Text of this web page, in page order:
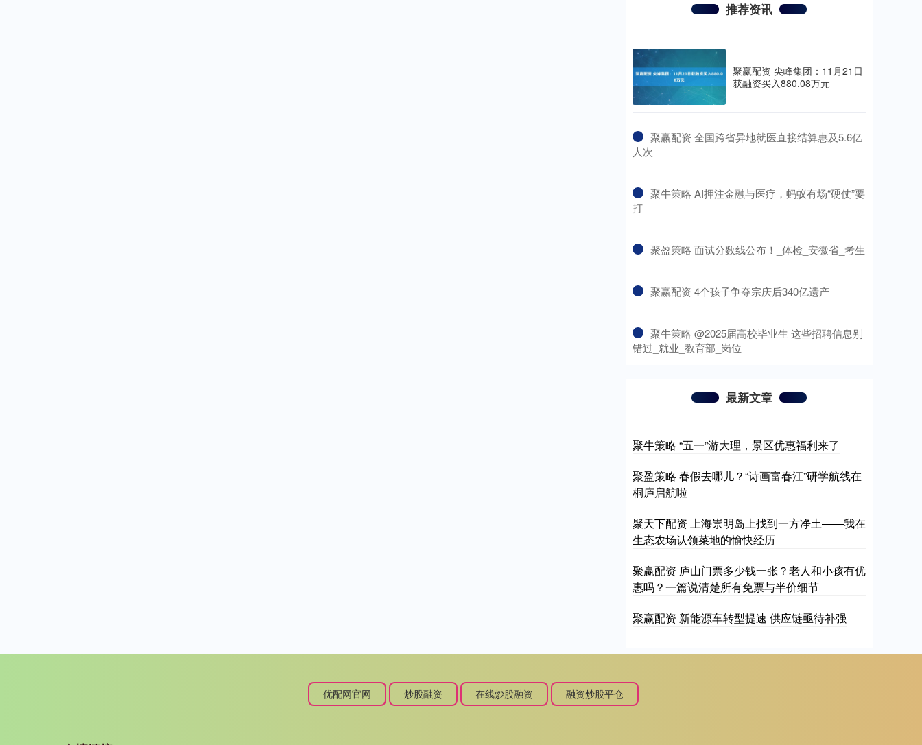
推荐资讯
聚赢配资 尖峰集团：11月21日
获融资买入880.08万元
​聚赢配资 全国跨省异地就医直接结算惠及5.6亿
人次
​聚牛策略 AI押注金融与医疗，蚂蚁有场“硬仗”要
打
​聚盈策略 面试分数线公布！_体检_安徽省_考生
​聚赢配资 4个孩子争夺宗庆后340亿遗产
​聚牛策略 @2025届高校毕业生 这些招聘信息别
错过_就业_教育部_岗位
最新文章
聚牛策略 “五一”游大理，景区优惠福利来了
聚盈策略 春假去哪儿？“诗画富春江”研学航线在
桐庐启航啦
聚天下配资 上海崇明岛上找到一方净土——我在
生态农场认领菜地的愉快经历
聚赢配资 庐山门票多少钱一张？老人和小孩有优
惠吗？一篇说清楚所有免票与半价细节
聚赢配资 新能源车转型提速 供应链亟待补强
优配网官网 炒股融资 在线炒股融资 融资炒股平仓